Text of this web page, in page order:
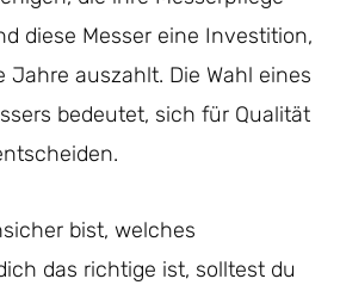
diese Messer eine Investition,
Jahre auszahlt. Die Wahl eines
bedeutet, sich für Qualität
bist, welches
das richtige ist, solltest du